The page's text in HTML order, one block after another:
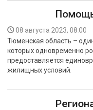
08 августа 2023, 08:00
Тюменская область –
которых одновременно
предоставляется
жилищных условий.